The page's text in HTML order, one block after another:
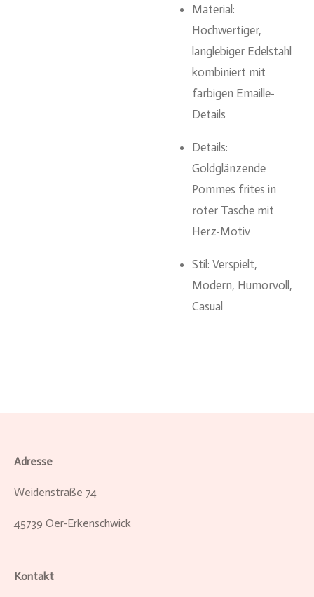
Material:
Hochwertiger,
langlebiger Edelstahl
kombiniert mit
farbigen Emaille-
Details
Details:
Goldglänzende
Pommes frites in
roter Tasche mit
Herz-Motiv
Stil: Verspielt,
Modern, Humorvoll,
Casual
Adresse
Weidenstraße 74
45739 Oer-Erkenschwick
Kontakt